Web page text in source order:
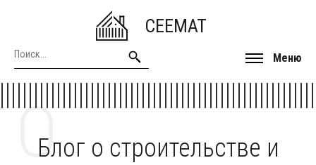
CEEMAT
Меню
Блог о строительстве и
О